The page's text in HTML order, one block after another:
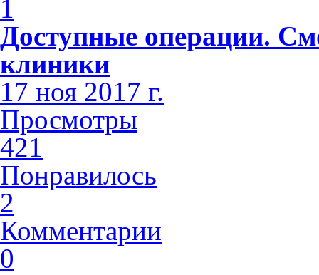
1
Доступные операции.
клиники
17 ноя 2017 г.
Просмотры
421
Понравилось
2
Комментарии
0